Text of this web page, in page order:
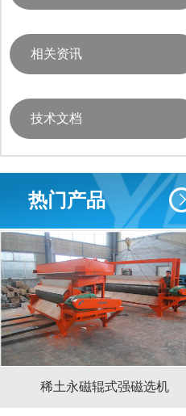
相关资讯
技术文档
热门产品
稀土永磁辊式强磁选机